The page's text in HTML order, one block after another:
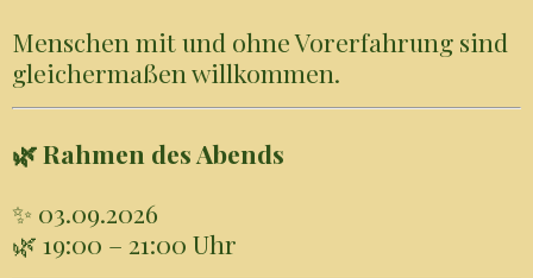
Menschen mit und ohne Vorerfahrung sind
gleichermaßen willkommen.
🌿 Rahmen des Abends
✨ 03.09.2026
🌿 19:00 – 21:00 Uhr